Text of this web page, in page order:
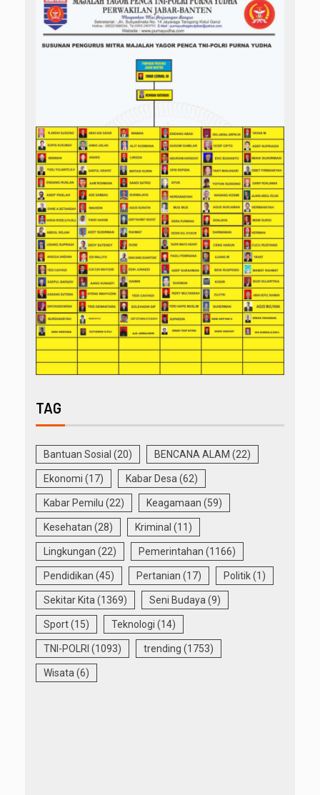
TAG
Bantuan Sosial (20) BENCANA ALAM (22)
Ekonomi (17) Kabar Desa (62)
Kabar Pemilu (22) Keagamaan (59)
Kesehatan (28) Kriminal (11)
Lingkungan (22) Pemerintahan (1166)
Pendidikan (45) Pertanian (17) Politik(1)
Sekitar Kita (1369) Seni Budaya (9)
Sport(15) Teknologi (14)
TNI-POLRI (1093) trending (1753)
Wisata (6)